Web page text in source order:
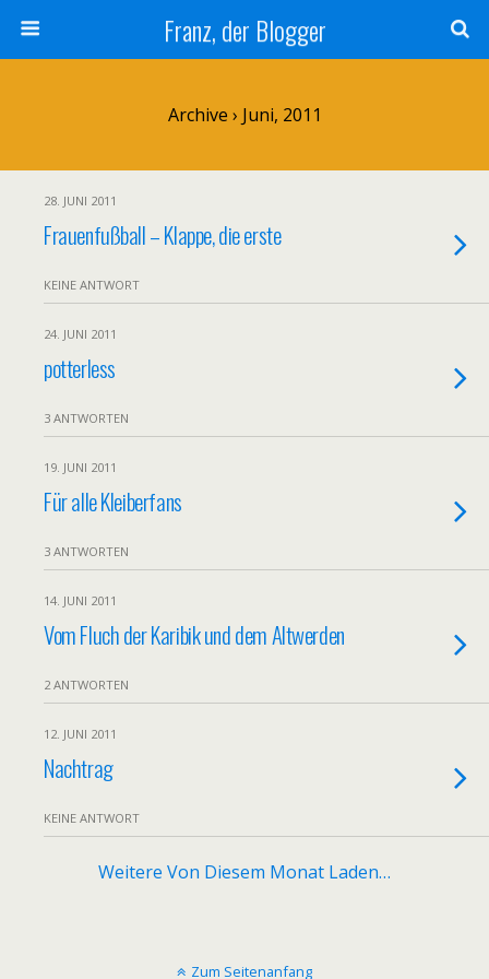
Franz, der Blogger
Archive › Juni, 2011
28. JUNI 2011
Frauenfußball – Klappe, die erste
KEINE ANTWORT
24. JUNI 2011
potterless
3 ANTWORTEN
19. JUNI 2011
Für alle Kleiberfans
3 ANTWORTEN
14. JUNI 2011
Vom Fluch der Karibik und dem Altwerden
2 ANTWORTEN
12. JUNI 2011
Nachtrag
KEINE ANTWORT
Weitere Von Diesem Monat Laden…
Zum Seitenanfang